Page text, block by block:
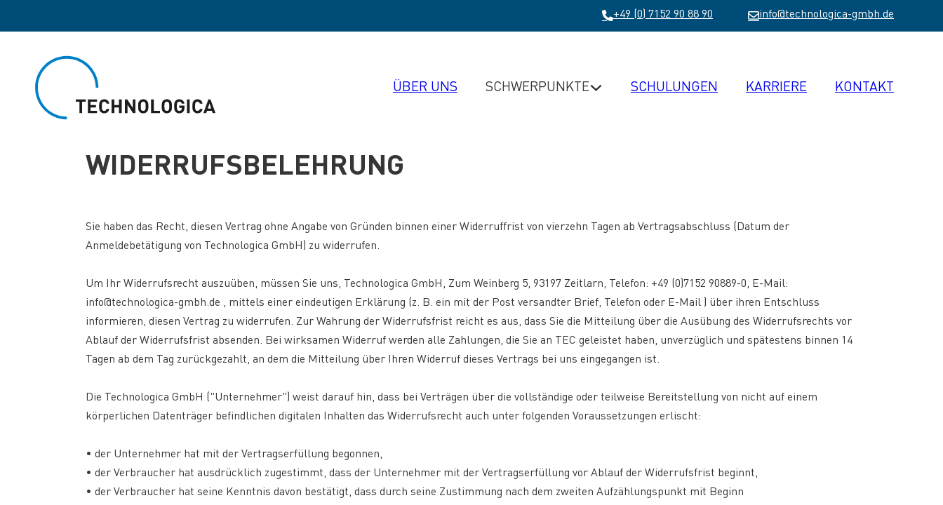
+49 (0) 7152 90 88 90 info@technologica-gmbh.de
ÜBER UNS SCHWERPUNKTE SCHULUNGEN KARRIERE KONTAKT
WIDERRUFSBELEHRUNG
Sie haben das Recht, diesen Vertrag ohne Angabe von Gründen binnen einer Widerruffrist von vierzehn Tagen ab Vertragsabschluss (Datum der
Anmeldebetätigung von Technologica GmbH) zu widerrufen.
Um Ihr Widerrufsrecht auszuüben, müssen Sie uns, Technologica GmbH, Zum Weinberg 5, 93197 Zeitlarn, Telefon: +49 (0)7152 90889-0, E-Mail:
info@technologica-gmbh.de , mittels einer eindeutigen Erklärung (z. B. ein mit der Post versandter Brief, Telefon oder E-Mail ) über ihren Entschluss
informieren, diesen Vertrag zu widerrufen. Zur Wahrung der Widerrufsfrist reicht es aus, dass Sie die Mitteilung über die Ausübung des Widerrufsrechts vor
Ablauf der Widerrufsfrist absenden. Bei wirksamen Widerruf werden alle Zahlungen, die Sie an TEC geleistet haben, unverzüglich und spätestens binnen 14
Tagen ab dem Tag zurückgezahlt, an dem die Mitteilung über Ihren Widerruf dieses Vertrags bei uns eingegangen ist.
Die Technologica GmbH ("Unternehmer") weist darauf hin, dass bei Verträgen über die vollständige oder teilweise Bereitstellung von nicht auf einem
körperlichen Datenträger befindlichen digitalen Inhalten das Widerrufsrecht auch unter folgenden Voraussetzungen erlischt:
• der Unternehmer hat mit der Vertragserfüllung begonnen,
• der Verbraucher hat ausdrücklich zugestimmt, dass der Unternehmer mit der Vertragserfüllung vor Ablauf der Widerrufsfrist beginnt,
• der Verbraucher hat seine Kenntnis davon bestätigt, dass durch seine Zustimmung nach dem zweiten Aufzählungspunkt mit Beginn